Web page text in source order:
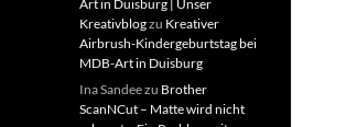
Art in Duisburg | Unser
Kreativblogzu Kreativer
Airbrush-Kindergeburtstag bei
MDB-Art in Duisburg
Ina Sandeezu Brother
ScanNCut – Matte wird nicht